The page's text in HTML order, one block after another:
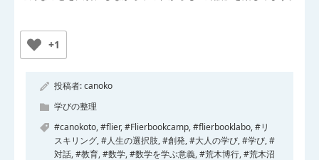
+1
投稿者:canoko
学びの整理
#canokoto,#flier,#Flierbookcamp,#flierbooklabo,#リ
スキリング,#人生の選択肢,#創発,#大人の学び,#学び,#
対話,#教育,#数学,#数学を学ぶ意義,#荒木博行,#荒木沼